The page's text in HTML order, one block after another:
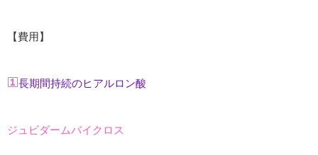
【費用】
長期間持続のヒアルロン酸
ジュビダームバイクロス